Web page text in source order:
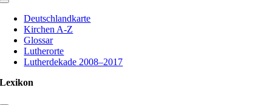
Toggle
NavigationDeutschlandkarte
Kirchen A-Z
Glossar
Lutherorte
Lutherdekade 2008–2017
Lexikon